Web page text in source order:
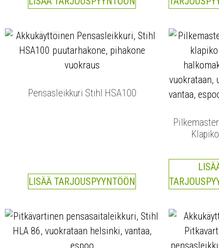
Pensasleikkuri Stihl HSA100
LISÄÄ TARJOUSPYYNTÖÖN